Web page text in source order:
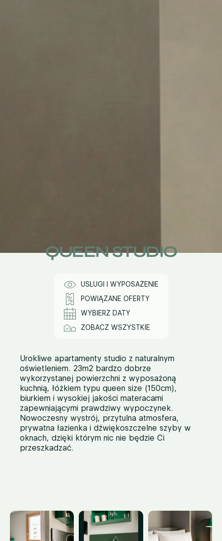
QUEEN STUDIO
USŁUGI I WYPOSAŻENIE
POWIĄZANE OFERTY
WYBIERZ DATY
ZOBACZ WSZYSTKIE
Urokliwe apartamenty studio z naturalnym
oświetleniem. 23m2 bardzo dobrze
wykorzystanej powierzchni z wyposażoną
kuchnią, łóżkiem typu queen size (150cm),
biurkiem i wysokiej jakości materacami
zapewniającymi prawdziwy wypoczynek.
Nowoczesny wystrój, przytulna atmosfera,
prywatna łazienka i dźwiękoszczelne szyby w
oknach, dzięki którym nic nie będzie Ci
przeszkadzać.